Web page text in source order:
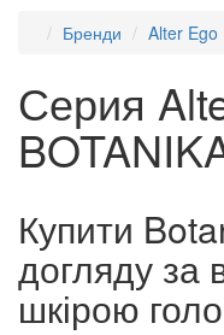
Бренди
Alter Ego
Серия
Купити
догляду за
шкірою